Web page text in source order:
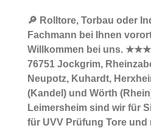
🔎 Rolltore, Torbau oder
Fachmann bei Ihnen
Willkommen bei uns.
76751 Jockgrim,
Neupotz, Kuhardt,
(Kandel) und Wörth
Leimersheim sind wir für
für UVV Prüfung Tore und